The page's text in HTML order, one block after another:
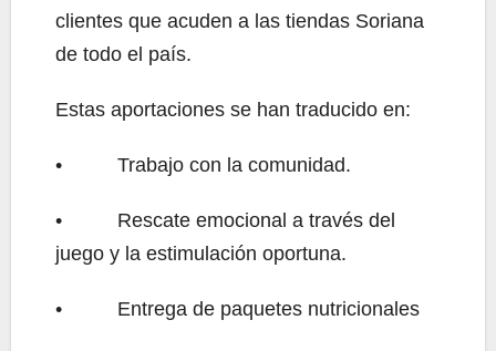
clientes que acuden a las tiendas Soriana
de todo el país.
Estas aportaciones se han traducido en:
• Trabajo con la comunidad.
• Rescate emocional a través del
juego y la estimulación oportuna.
• Entrega de paquetes nutricionales